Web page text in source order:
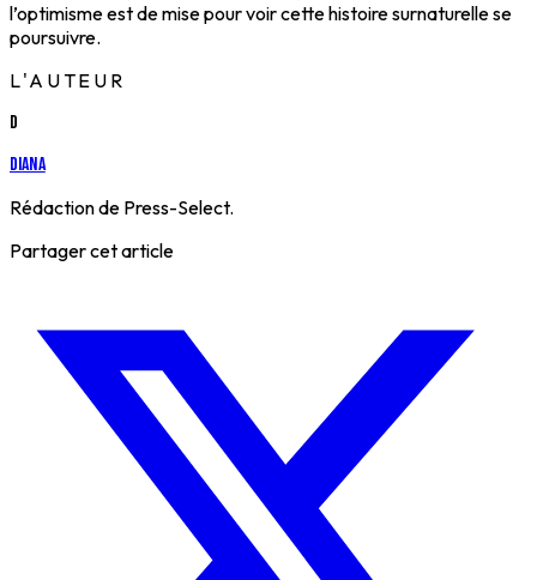
l’optimisme est de mise pour voir cette histoire surnaturelle se
poursuivre.
L'AUTEUR
D
Diana
Rédaction de Press-Select.
Partager cet article